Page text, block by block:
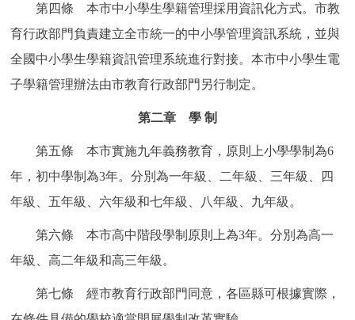
第四條 本市中小學生學籍管理採用資訊化方式。市教
育行政部門負責建立全市統一的中小學管理資訊系統，並與
全國中小學生學籍資訊管理系統進行對接。本市中小學生電
子學籍管理辦法由市教育行政部門另行制定。
第二章 學 制
第五條 本市實施九年義務教育，原則上小學學制為6
年，初中學制為3年。分別為一年級、二年級、三年級、四
年級、五年級、六年級和七年級、八年級、九年級。
第六條 本市高中階段學制原則上為3年。分別為高一
年級、高二年級和高三年級。
第七條 經市教育行政部門同意，各區縣可根據實際，